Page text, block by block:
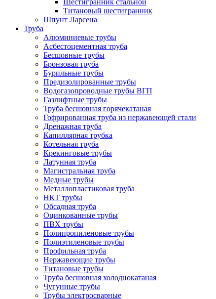
Шестигранник стальной
Титановый шестигранник
Шпунт Ларсена
Труба
Алюминиевые трубы
Асбестоцементная труба
Бесшовные трубы
Бронзовая труба
Бурильные трубы
Предизолированные трубы
Водогазопроводные трубы ВГП
Газлифтные трубы
Труба бесшовная горячекатаная
Гофрированная труба из нержавеющей стали
Дренажная труба
Капиллярная трубка
Котельная труба
Крекинговые трубы
Латунная труба
Магистральная труба
Медные трубы
Металлопластиковая труба
НКТ трубы
Обсадная труба
Оцинкованные трубы
ПВХ трубы
Полипропиленовые трубы
Полиэтиленовые трубы
Профильная труба
Нержавеющие трубы
Титановые трубы
Труба бесшовная холоднокатаная
Чугунные трубы
Трубы электросварные